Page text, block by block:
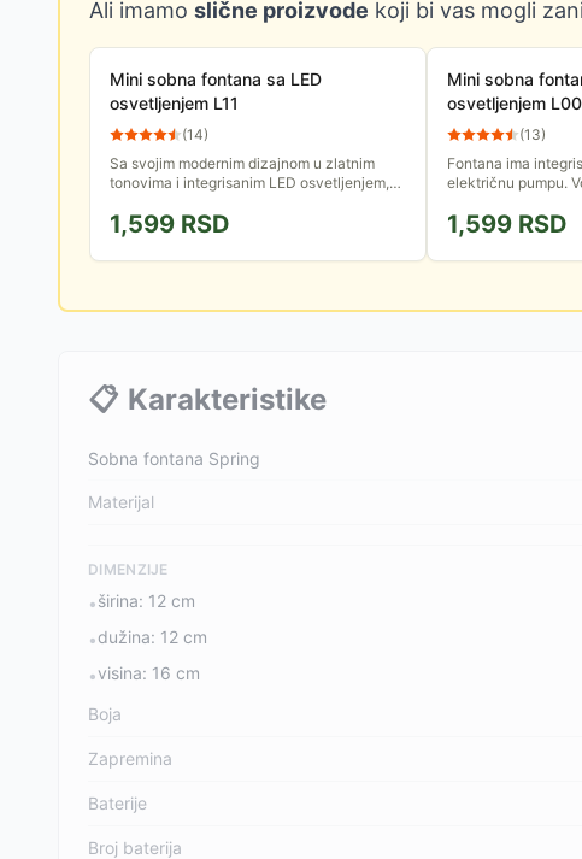
Ali imamo slične proizvode koji bi vas mogli
Mini sobna fontana sa LED
osvetljenjem L11
(14)
Sa svojim modernim dizajnom u zlatnim
tonovima i integrisanim LED osvetljenjem,
vode na vašem stolu,...
1,599 RSD
Mini sobna
osvetljenjem
(13)
Fontana ima
električnu pumpu.
diodom koja
1,599 RSD
📋 Karakteristike
Sobna fontana Spring
Materijal
DIMENZIJE
•širina: 12 cm
•dužina: 12 cm
•visina: 16 cm
Boja
Zapremina
Baterije
Broj baterija